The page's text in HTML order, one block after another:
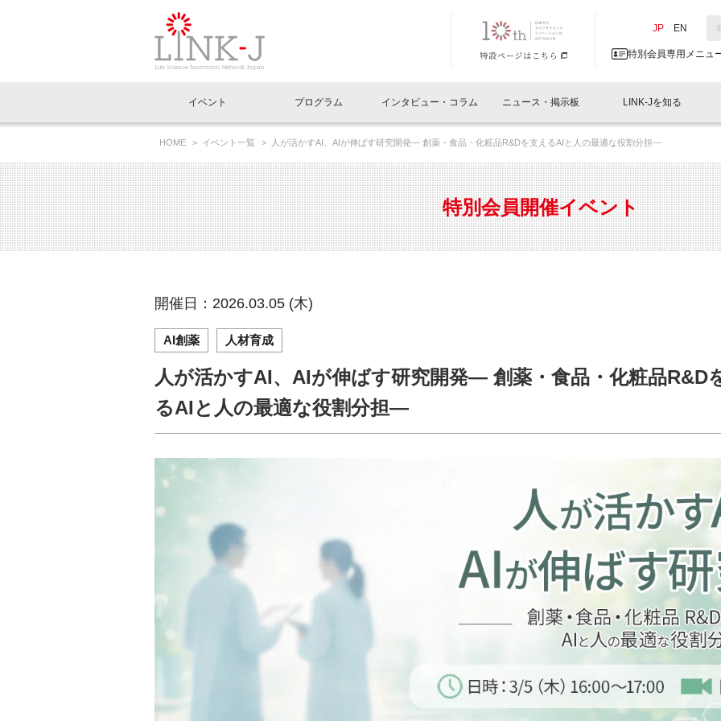
JP EN
特別会員専用メニュ
イベントお知らせメール登録
閉じる
イベント
イベント一覧
LINK-J主催・共催 特別会員開催
LINK-J協賛・協力 出展・参加
イベントレポート一覧
LINK-J主催・共催
LINK-J協賛・協力
プログラム
Out of Box相談室 What's "UNIKORN"？
インタビュー・コラム
インタビュー・コラム一覧
スペシャルインタビュー ベンチャーインタビュー 会報
連載コラム サポーターコラム 日本
ニュース・掲示板
ニュース一覧
トピック プレスリリース
メディア情報 海外関連
協賛・協力
人と情報の交流掲示板一覧
会員プレスリリース
募集
LINK-Jを知る
理事長挨拶 Why in Nihonbashi
国内外連携 サポーター紹介 事業
組織概要 パンフレット GTB
特別会員一覧 特別会員について 入会
専用メニューはこちら
ラウンジ・会議室 オフィス・ラボ 施設
アクセス
HOME イベント一覧 人が活かすAI、AIが伸ばす研究開発― 創薬・食品・化粧品R&Dを支えるAIと人の最適な役割分担―
特別会員開催イベント
開催日：2026.03.05 (木)
AI創薬 人材育成
人が活かすAI、AIが伸ばす研究開発― 創薬・食品・化粧品R&D
るAIと人の最適な役割分担―